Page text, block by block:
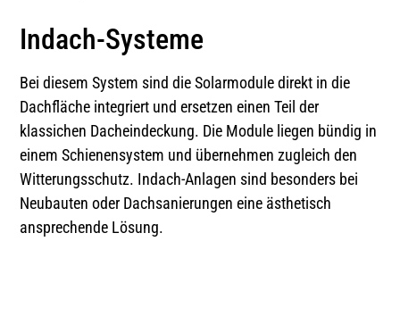
Indach-Systeme
Bei diesem System sind die Solarmodule direkt in die
Dachfläche integriert und ersetzen einen Teil der
klassichen Dacheindeckung. Die Module liegen bündig in
einem Schienensystem und übernehmen zugleich den
Witterungsschutz. Indach-Anlagen sind besonders bei
Neubauten oder Dachsanierungen eine ästhetisch
ansprechende Lösung.